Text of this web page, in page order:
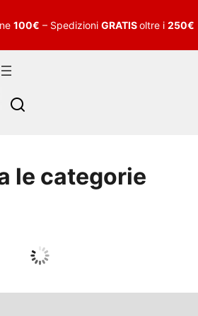
100€ – Spedizioni GRATISoltre i 250€
h
le categorie
Guarda tutto